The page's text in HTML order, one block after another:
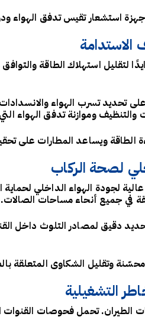
استشعار تقيس تدفق الهواء
لتقليل استهلاك الطاقة
تحديد تسرب الهواء
والتنظيف وموازنة تدفق الهواء
ويساعد المطارات على
لصحة الركاب
لجودة الهواء الداخلي
في جميع أنحاء مساحات الصالات.
دقيق لمصادر التلوث داخل
وتقليل الشكاوى المتعلقة
التشغيلية
الطيران. تحمل فحوصات